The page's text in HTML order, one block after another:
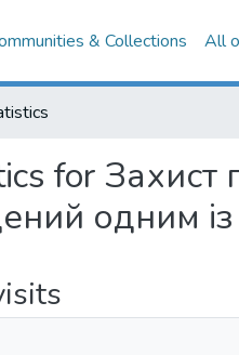
& Collections All
for Захист
одним